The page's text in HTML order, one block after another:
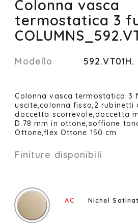
Colonna vasca
termostatica 3
Modello 592.VT01H.
Colonna vasca termostatica 3
uscite,colonna fissa,2 rubinetti
doccetta scorrevole,doccetta
D.78 mm in ottone,soffione
Ottone,flex Ottone 150 cm
Finiture disponibili
AC Nichel